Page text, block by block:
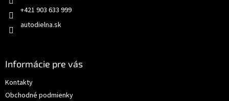
+421 903 633 999
autodielna.sk
Informácie pre vás
Kontakty
Obchodné podmienky